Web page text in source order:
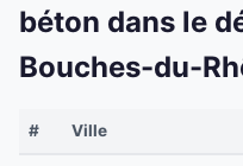
béton dans le
Bouches-du-
# Ville